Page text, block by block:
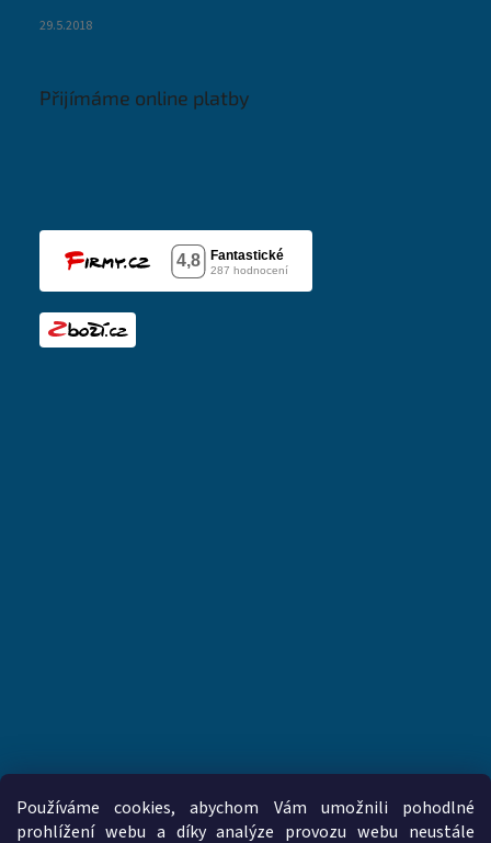
Používáme cookies, abychom Vám umožnili pohodlné
prohlížení webu a díky analýze provozu webu neustále
29.5.2018
Přijímáme online platby